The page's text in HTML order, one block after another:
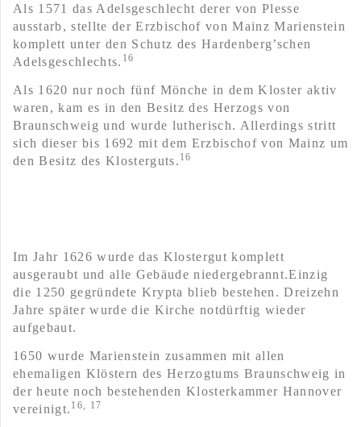
Als 1571 das Adelsgeschlecht derer von Plesse
ausstarb, stellte der Erzbischof von Mainz Marienstein
komplett unter den Schutz des Hardenberg’schen
Adelsgeschlechts. 16
Als 1620 nur noch fünf Mönche in dem Kloster aktiv
waren, kam es in den Besitz des Herzogs von
Braunschweig und wurde lutherisch. Allerdings stritt
sich dieser bis 1692 mit dem Erzbischof von Mainz um
den Besitz des Klosterguts. 16
Im Jahr 1626 wurde das Klostergut komplett
ausgeraubt und alle Gebäude niedergebrannt.Einzig
die 1250 gegründete Krypta blieb bestehen. Dreizehn
Jahre später wurde die Kirche notdürftig wieder
aufgebaut.
1650 wurde Marienstein zusammen mit allen
ehemaligen Klöstern des Herzogtums Braunschweig in
der heute noch bestehenden Klosterkammer Hannover
vereinigt. 16, 17